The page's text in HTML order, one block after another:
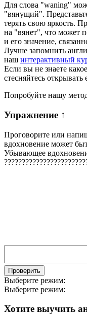
Для слова "waning"
"вянущий".
терять свою яркость.
на "вянет", что может
и его значение,
Лучше запомнить
наш интерактивный
Если вы не знаете
стесняйтесь
Попробуйте нашу
Упражнение ↑
Проговорите или
вдохновение может
Убывающее
???????????????????????
Проверить
Выберите режим:
Выберите режим:
Хотите выучить